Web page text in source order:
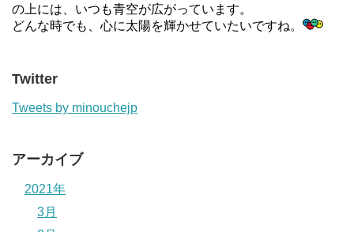
の上には、いつも青空が広がっています。
どんな時でも、心に太陽を輝かせていたいですね。
Twitter
Tweets by minouchejp
アーカイブ
2021年
3月